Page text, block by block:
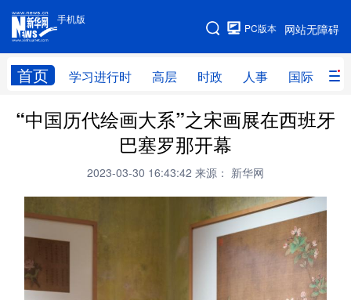
手机版
网站无障碍
PC版本
首页 学习进行时 高层 时政 人事 国际 财
手机版
网站地图
学习进行时 高层 时政 人事
财经 网评
全球连线
科技 量子 体育
军事
视频
“中国历代绘画大系”之宋画展在西班牙
巴塞罗那开幕
2023-03-30 16:43:42 来源： 新华网